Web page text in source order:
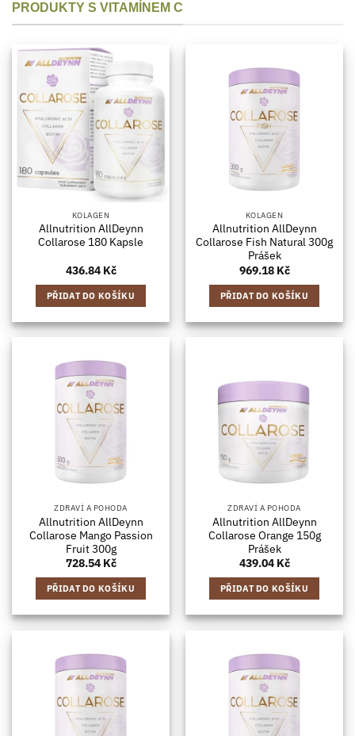
PRODUKTY S VITAMÍNEM C
KOLAGEN
Allnutrition AllDeynn
Collarose 180 Kapsle
436.84 Kč
PŘIDAT DO KOŠÍKU
KOLAGEN
Allnutrition AllDeynn
Collarose Fish Natural 300g
Prášek
969.18 Kč
PŘIDAT DO KOŠÍKU
ZDRAVÍ A POHODA
Allnutrition AllDeynn
Collarose Mango Passion
Fruit 300g
728.54 Kč
PŘIDAT DO KOŠÍKU
ZDRAVÍ A POHODA
Allnutrition AllDeynn
Collarose Orange 150g
Prášek
439.04 Kč
PŘIDAT DO KOŠÍKU